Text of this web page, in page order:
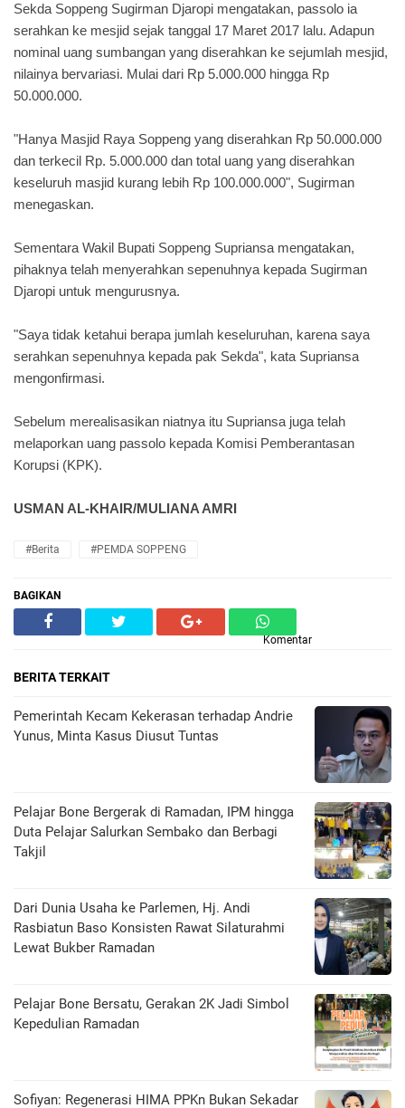
Sekda Soppeng Sugirman Djaropi mengatakan, passolo ia
serahkan ke mesjid sejak tanggal 17 Maret 2017 lalu. Adapun
nominal uang sumbangan yang diserahkan ke sejumlah mesjid,
nilainya bervariasi. Mulai dari Rp 5.000.000 hingga Rp
50.000.000.
"Hanya Masjid Raya Soppeng yang diserahkan Rp 50.000.000
dan terkecil Rp. 5.000.000 dan total uang yang diserahkan
keseluruh masjid kurang lebih Rp 100.000.000", Sugirman
menegaskan.
Sementara Wakil Bupati Soppeng Supriansa mengatakan,
pihaknya telah menyerahkan sepenuhnya kepada Sugirman
Djaropi untuk mengurusnya.
"Saya tidak ketahui berapa jumlah keseluruhan, karena saya
serahkan sepenuhnya kepada pak Sekda", kata Supriansa
mengonfirmasi.
Sebelum merealisasikan niatnya itu Supriansa juga telah
melaporkan uang passolo kepada Komisi Pemberantasan
Korupsi (KPK).
USMAN AL-KHAIR/MULIANA AMRI
#Berita #PEMDA SOPPENG
BAGIKAN
Komentar
BERITA TERKAIT
Pemerintah Kecam Kekerasan terhadap Andrie
Yunus, Minta Kasus Diusut Tuntas
Pelajar Bone Bergerak di Ramadan, IPM hingga
Duta Pelajar Salurkan Sembako dan Berbagi
Takjil
Dari Dunia Usaha ke Parlemen, Hj. Andi
Rasbiatun Baso Konsisten Rawat Silaturahmi
Lewat Bukber Ramadan
Pelajar Bone Bersatu, Gerakan 2K Jadi Simbol
Kepedulian Ramadan
Sofiyan: Regenerasi HIMA PPKn Bukan Sekadar